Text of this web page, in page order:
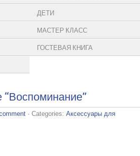
ДЕТИ
МАСТЕР КЛАСС
ГОСТЕВАЯ КНИГА
· Categories: Аксессуары для